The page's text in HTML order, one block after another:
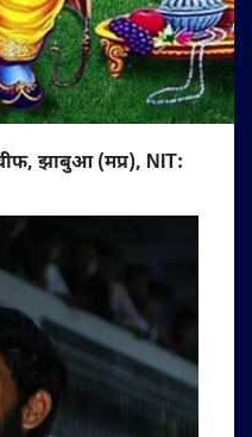
चीफ, झाबुआ (मप्र), NIT: